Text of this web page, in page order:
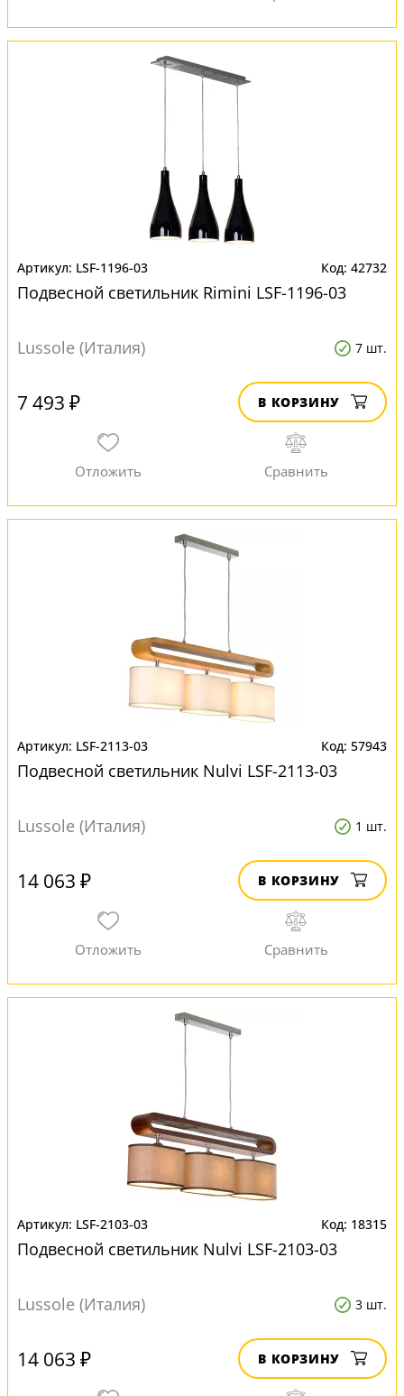
LSF-1196-03 42732
Подвесной светильник Rimini LSF-1196-03
Lussole (Италия) 7 шт.
7 493 ₽ В КОРЗИНУ
LSF-2113-03 57943
Подвесной светильник Nulvi LSF-2113-03
Lussole (Италия) 1 шт.
14 063 ₽ В КОРЗИНУ
LSF-2103-03 18315
Подвесной светильник Nulvi LSF-2103-03
Lussole (Италия) 3 шт.
14 063 ₽ В КОРЗИНУ